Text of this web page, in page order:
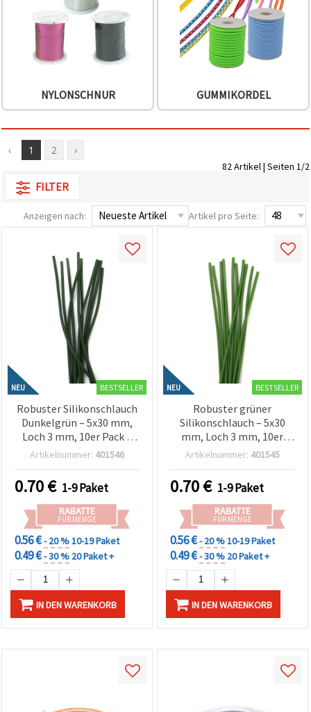
widerrufen.
Impressum
Alle
akzeptieren
Einstellungen
NYLONSCHNUR GUMMIKORDEL
‹ 1 2 ›
82 Artikel | Seiten 1/2
FILTER
Anzeigen nach: Artikel pro Seite:
NEU BESTSELLER
Robuster Silikonschlauch
Dunkelgrün – 5x30 mm,
Loch 3 mm, 10er Pack –
ideal für Schmuck
kreative Bastelprojekte
Artikelnummer: 401546
0.70€ 1-9 Paket
RABATTE
FÜR MENGE
0.56 €- 20 %10-19 Paket
0.49 €- 30 % 20 Paket +
IN DEN WARENKORB
NEU BESTSELLER
Robuster grüner
Silikonschlauch – 5x30
mm, Loch 3 mm, 10er
Pack – ideal für Schmuck
Bastelarbeiten
Artikelnummer: 401545
0.70€ 1-9 Paket
RABATTE
FÜR MENGE
0.56 €- 20 %10-19 Paket
0.49 €- 30 % 20 Paket +
IN DEN WARENKORB